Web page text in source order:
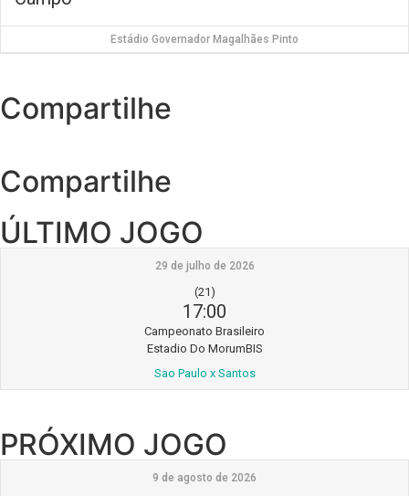
Estádio Governador Magalhães Pinto
Compartilhe
Compartilhe
ÚLTIMO JOGO
29 de julho de 2026
(21)
17:00
Campeonato Brasileiro
Estadio Do MorumBIS
Sao Paulo x Santos
PRÓXIMO JOGO
9 de agosto de 2026